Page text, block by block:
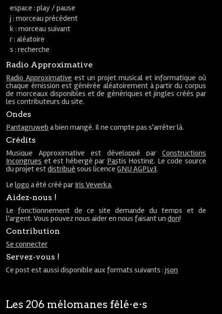
espace : play / pause
j : morceau précédent
k : morceau suivant
r : aléatoire
s : recherche
Radio Approximative
Radio Approximative est un projet musical et informatique où
chaque émission est générée aléatoirement à partir du corpus
de morceaux disponibles et de génériques et jingles créés par
les contributeurs du site.
Ondes
Pantagruweb a bien mangé. Il ne compte pas s'arrêter là.
Crédits
Musique Approximative est développé par Constructions
Incongrues et est hébergé par Pastis Hosting. Le code source
du projet estdistribué sous licenceGNU AGPLv3.
Lelogo a été créé par Iris Veverka.
Aidez-nous !
Le fonctionnement de ce site demande du temps et de
l'argent. Vous pouvez nous aider en nous faisant undon!
Contribution
Se connecter
Servez-vous !
Ce post est aussi disponible aux formats suivants :json
Les 206 mélomanes fêlé⋅e⋅s